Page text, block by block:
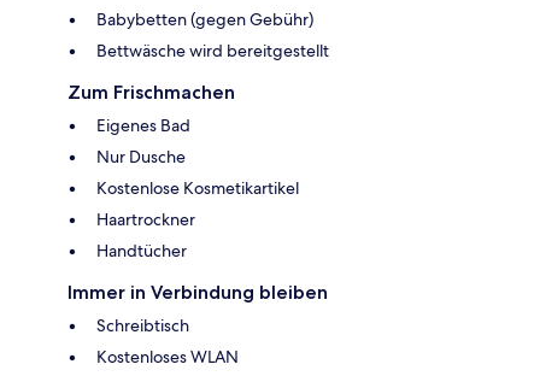
Babybetten (gegen Gebühr)
Bettwäsche wird bereitgestellt
Zum Frischmachen
Eigenes Bad
Nur Dusche
Kostenlose Kosmetikartikel
Haartrockner
Handtücher
Immer in Verbindung bleiben
Schreibtisch
Kostenloses WLAN